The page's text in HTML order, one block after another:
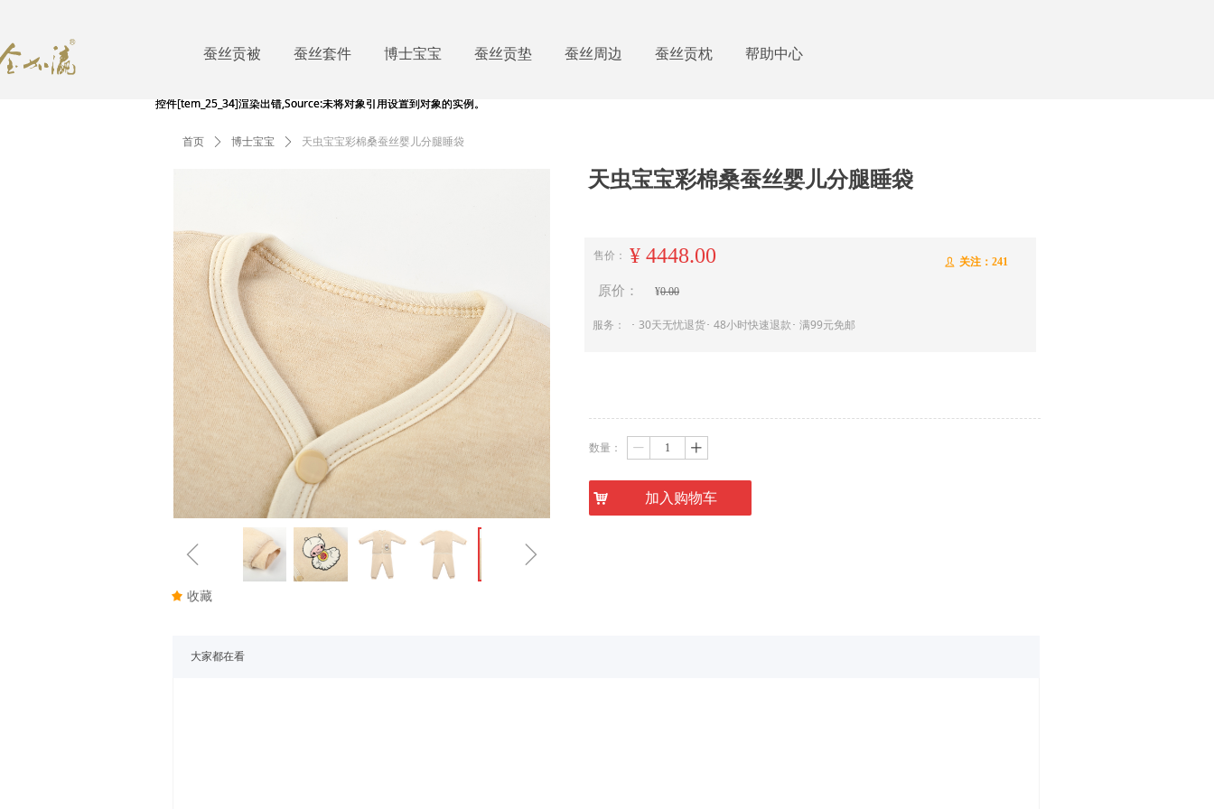
蚕丝贡被 蚕丝套件 博士宝宝 蚕丝贡垫 蚕丝周边 蚕丝贡枕 帮助中心
首页 ꄲ 博士宝宝 ꄲ 天虫宝宝彩棉桑蚕丝婴儿分腿睡袋
ꁆ ꁇ
天虫宝宝彩棉桑蚕丝婴儿分腿睡袋
售价： ¥ 4448.00 ꄑ 关注： 241
服务： ･ 30天无忧退货･ 48小时快速退款･ 满99元免邮
原价： ¥0.00
끄 收藏
数量： ꄷ ꄸ
大家都在看
控件[tem_25_34]渲染出错,Source:未将对象引用设置到对象的实例。
낙 加入购物车
控件[tem_25_34]渲染出错,Source:未将对象引用设置到对象的实例。